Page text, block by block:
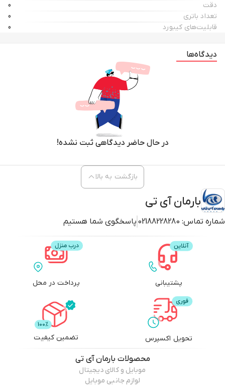
دقت
0
تعداد باتری
0
قابلیت‌های کیبورد
0
دیدگاه‌ها
در حال حاضر دیدگاهی ثبت نشده!
بارمان آی تی
شماره تماس: 02188228280 پاسخگوی شما هستیم
بازگشت به بالا
پشتیبانی پرداخت در محل
تحویل اکسپرس تضمین کیفیت
محصولات بارمان آی تی
موبایل و کالای دیجیتال
لوازم جانبی موبایل